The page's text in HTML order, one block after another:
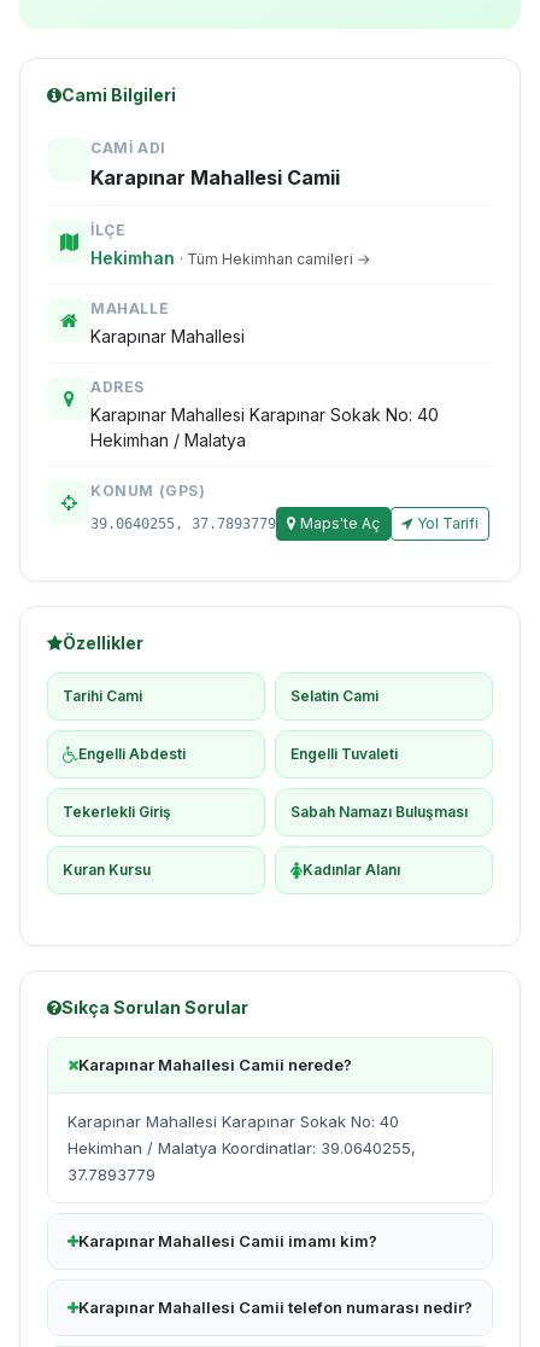
Cami Bilgileri
CAMI ADI
Karapınar Mahallesi Camii
İLÇE
Hekimhan · Tüm Hekimhan camileri →
MAHALLE
Karapınar Mahallesi
ADRES
Karapınar Mahallesi Karapınar Sokak No: 40
Hekimhan / Malatya
KONUM (GPS)
39.0640255, 37.7893779 Maps'te Aç Yol Tarifi
Özellikler
Tarihi Cami Selatin Cami
Engelli Abdesti Engelli Tuvaleti
Tekerlekli Giriş Sabah Namazı Buluşması
Kuran Kursu Kadınlar Alanı
Sıkça Sorulan Sorular
Karapınar Mahallesi Camii nerede?
Karapınar Mahallesi Karapınar Sokak No: 40
Hekimhan / Malatya Koordinatlar: 39.0640255,
37.7893779
Karapınar Mahallesi Camii imamı kim?
Karapınar Mahallesi Camii telefon numarası nedir?